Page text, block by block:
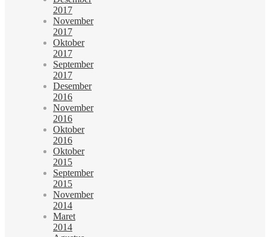
2017
November
2017
Oktober
2017
September
2017
Desember
2016
November
2016
Oktober
2016
Oktober
2015
September
2015
November
2014
Maret
2014